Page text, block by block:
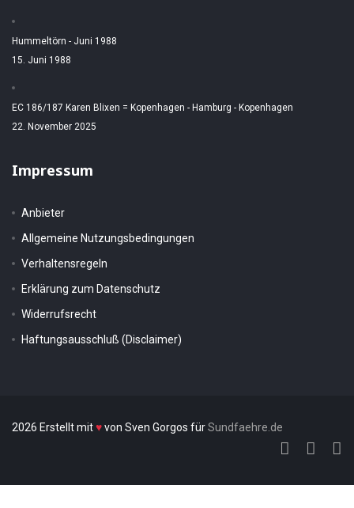
Hummeltörn - Juni 1988
15. Juni 1988
EC 186/187 Karen Blixen = Kopenhagen - Hamburg - Kopenhagen
22. November 2025
Impressum
Anbieter
Allgemeine Nutzungsbedingungen
Verhaltensregeln
Erklärung zum Datenschutz
Widerrufsrecht
Haftungsausschluß (Disclaimer)
2026 Erstellt mit♥von Sven Gorgos fürSundfaehre.de